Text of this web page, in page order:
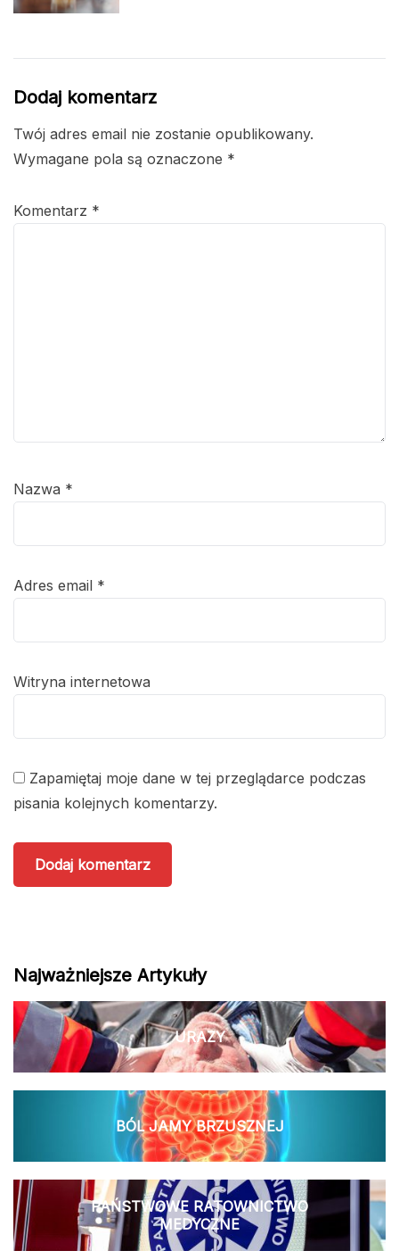
Dodaj komentarz
Twój adres email nie zostanie opublikowany.
Wymagane pola są oznaczone *
Komentarz *
Nazwa *
Adres email *
Witryna internetowa
Zapamiętaj moje dane w tej przeglądarce podczas
pisania kolejnych komentarzy.
Najważniejsze Artykuły
URAZY
BÓL JAMY BRZUSZNEJ
PAŃSTWOWE RATOWNICTWO
MEDYCZNE